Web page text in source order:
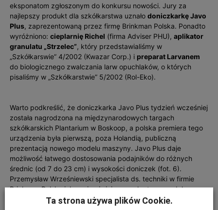
eksponatom zgłoszonym do konkursu nowości. Jury za
najlepszy produkt dla szkółkarstwa uznało doniczkarkę Javo
Plus, zaprezentowaną przez firmę Brinkman Polska. Ponadto
wyróżniono: cieplarnię Richel (firma Adviser PHU), aplikator
granulatu „Strzelec”, który przedstawialiśmy w
„Szkółkarswie” 4/2002 (Kwazar Corp.) i preparat Larvanem
do biologicznego zwalczania larw opuchlaków, o których
pisaliśmy w „Szkółkarstwie” 5/2002 (Rol-Eko).
Warto podkreślić, że doniczkarka Javo Plus tydzień wcześniej
została nagrodzona na międzynarodowych targach
szkółkarskich Plantarium w Boskoop, a polska premiera tego
urządzenia była pierwszą, poza Holandią, publiczną
prezentacją nowego modelu maszyny. Javo Plus daje
możliwość łatwego dostosowania podajników do różnych
średnic (od 7 do 23 cm) i wysokości doniczek (fot. 6).
Przemysław Wrześniewski specjalista ds. techniki w firmie
Brinkman Polska jako najważniejsze cechy tego modelu
wymienił jednak możliwość płynnej regulacji prędkości
Ta strona używa plików Cookie.